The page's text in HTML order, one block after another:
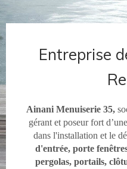
Entreprise
Ainani Menuiserie 35,
gérant et poseur fort
dans l'installation et le
d'entrée, porte
pergolas, portails,